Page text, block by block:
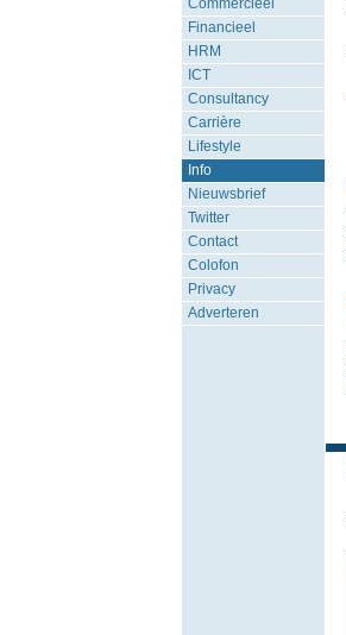
Commercieel
Financieel
HRM
ICT
Consultancy
Carrière
Lifestyle
Info
Nieuwsbrief
Twitter
Contact
Colofon
Privacy
Adverteren